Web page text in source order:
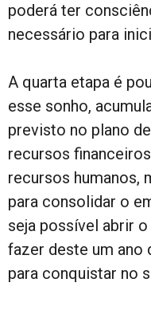
poderá ter
necessário para
A quarta etapa é
esse sonho,
previsto no plano
recursos
recursos humanos,
para consolidar o
seja possível abrir
fazer deste um ano
para conquistar no